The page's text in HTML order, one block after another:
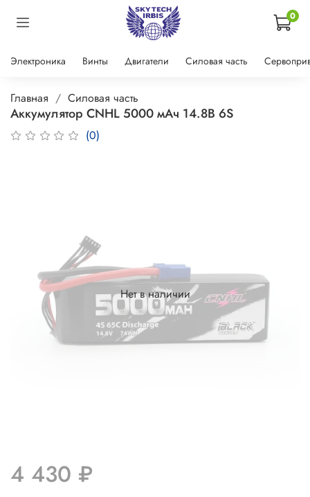
0
Электроника Винты Двигатели Силовая часть
Главная Силовая часть
Аккумулятор CNHL 5000 мАч 14.8В 6S
(0)
Нет в наличии
4 430 ₽